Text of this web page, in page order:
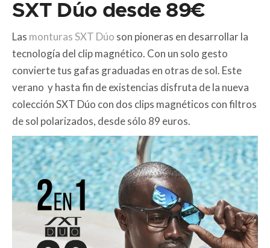
SXT Dúo desde 89€
Las monturas SXT Dúo son pioneras en desarrollar la
tecnología del clip magnético. Con un solo gesto
convierte tus gafas graduadas en otras de sol. Este
verano y hasta fin de existencias disfruta de la nueva
colección SXT Dúo con dos clips magnéticos con filtros
de sol polarizados, desde sólo 89 euros.